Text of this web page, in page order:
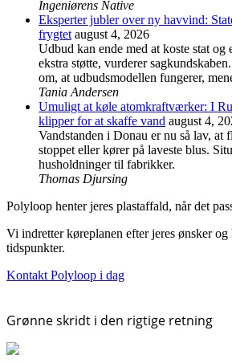
Ingeniørens Native
Eksperter jubler over ny havvind:
frygtet august 4, 2026
Udbud kan ende med at koste stat
ekstra støtte, vurderer
om, at udbudsmodellen fungerer,
Tania Andersen
Umuligt at køle atomkraftværker: I
klipper for at skaffe vand august 4,
Vandstanden i Donau er nu så lav, at
stoppet eller kører på laveste blus.
husholdninger til fabrikker.
Thomas Djursing
Polyloop henter jeres plastaffald, når det
Vi indretter køreplanen efter jeres ønsker og
tidspunkter.
Kontakt Polyloop i dag
Grønne skridt i den rigtige retning